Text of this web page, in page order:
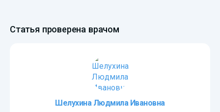
Статья проверена врачом
Шелухина Людмила Ивановна